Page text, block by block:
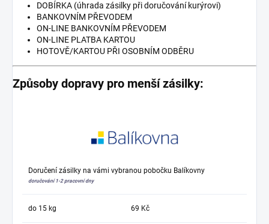
DOBÍRKA (úhrada zásilky při doručování kurýrovi)
BANKOVNÍM PŘEVODEM
ON-LINE BANKOVNÍM PŘEVODEM
ON-LINE PLATBA KARTOU
HOTOVĚ/KARTOU PŘI OSOBNÍM ODBĚRU
Způsoby dopravy pro menší zásilky:
Doručení zásilky na vámi vybranou pobočku Balíkovny
doručování 1-2 pracovní dny
do 15 kg 69 Kč